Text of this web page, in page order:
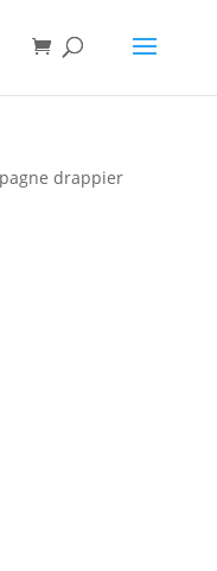
drappier